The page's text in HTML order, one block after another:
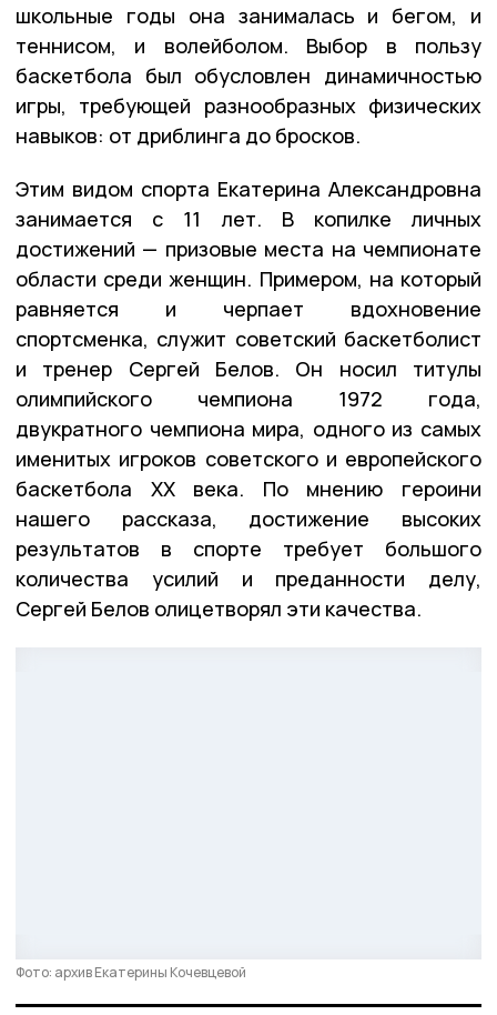
школьные годы она занималась и бегом, и
теннисом, и волейболом. Выбор в пользу
баскетбола был обусловлен динамичностью
игры, требующей разнообразных физических
навыков: от дриблинга до бросков.
Этим видом спорта Екатерина Александровна
занимается с 11 лет. В копилке личных
достижений — призовые места на чемпионате
области среди женщин. Примером, на который
равняется и черпает вдохновение
спортсменка, служит советский баскетболист
и тренер Сергей Белов. Он носил титулы
олимпийского чемпиона 1972 года,
двукратного чемпиона мира, одного из самых
именитых игроков советского и европейского
баскетбола XX века. По мнению героини
нашего рассказа, достижение высоких
результатов в спорте требует большого
количества усилий и преданности делу,
Сергей Белов олицетворял эти качества.
Фото: архив Екатерины Кочевцевой